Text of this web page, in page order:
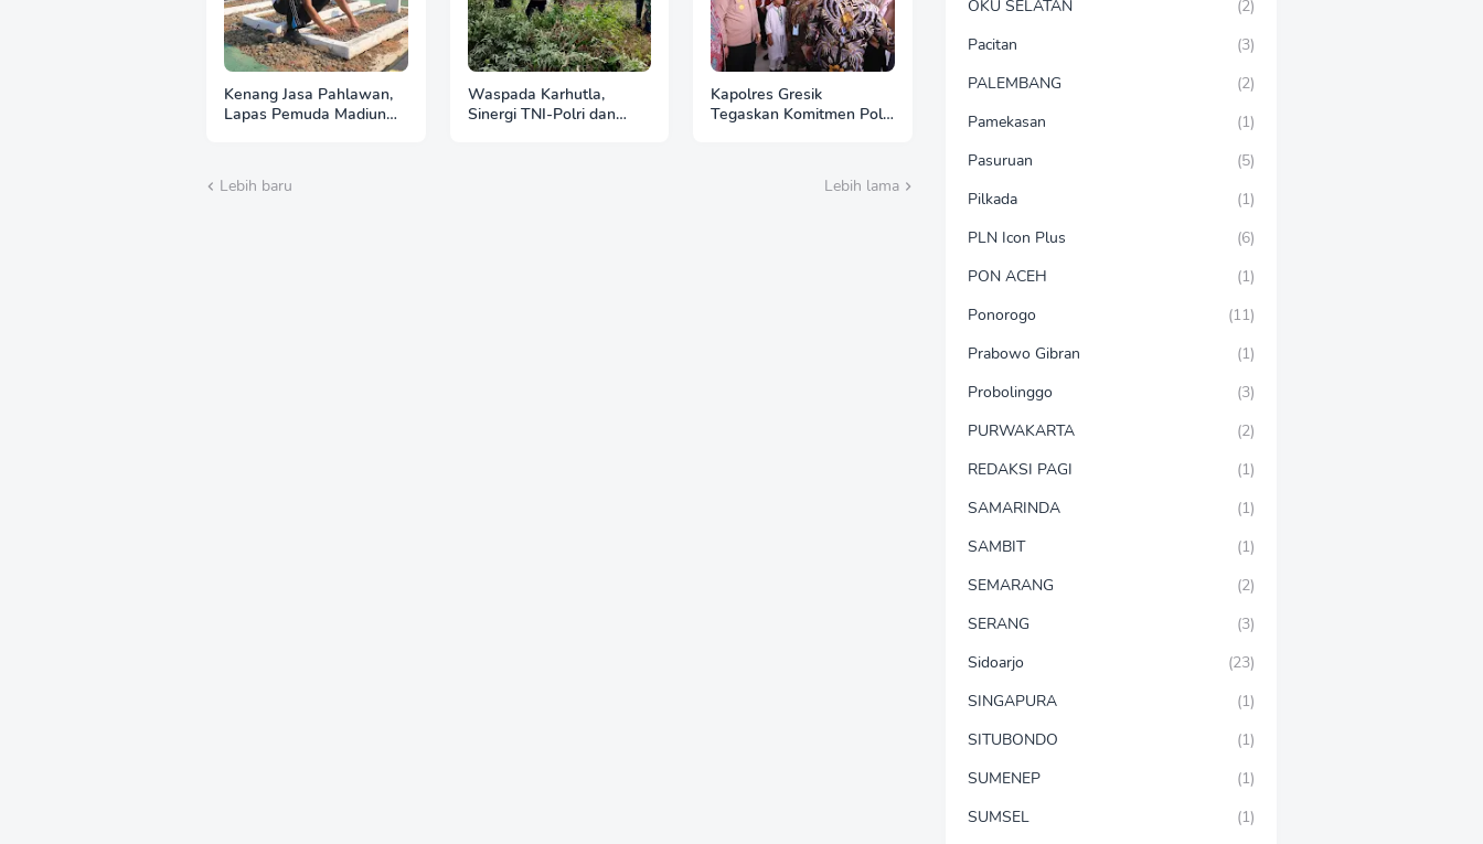
Kenang Jasa Pahlawan,
Lapas Pemuda Madiun
Waspada Karhutla,
Sinergi TNI-Polri dan
Kapolres Gresik
Tegaskan Komitmen Polri
Lebih baru
Lebih lama
OKU SELATAN
(2)
Pacitan
(3)
PALEMBANG
(2)
Pamekasan
(1)
Pasuruan
(5)
Pilkada
(1)
PLN Icon Plus
(6)
PON ACEH
(1)
Ponorogo
(11)
Prabowo Gibran
(1)
Probolinggo
(3)
PURWAKARTA
(2)
REDAKSI PAGI
(1)
SAMARINDA
(1)
SAMBIT
(1)
SEMARANG
(2)
SERANG
(3)
Sidoarjo
(23)
SINGAPURA
(1)
SITUBONDO
(1)
SUMENEP
(1)
SUMSEL
(1)